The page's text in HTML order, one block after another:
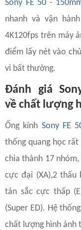
Sony FE 50 -
nhanh và vận
4K120fps trên máy
điểm lấy nét vào
vi bất thường.
Đánh giá
về chất lượng
Ống kính Sony FE
thống quang học
chia thành 17
cực đại (XA),2
tán sắc cực thấp
(Super ED). Hệ
chất lượng hình ảnh